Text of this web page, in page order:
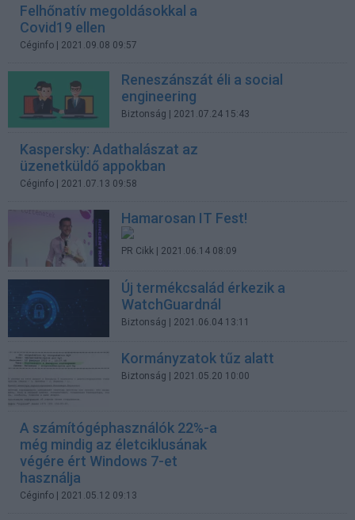
Felhőnatív megoldásokkal a
Covid19 ellen
Céginfo | 2021.09.08 09:57
Reneszánszát éli a social
engineering
Biztonság | 2021.07.24 15:43
Kaspersky: Adathalászat az
üzenetküldő appokban
Céginfo | 2021.07.13 09:58
Hamarosan IT Fest!
PR Cikk | 2021.06.14 08:09
Új termékcsalád érkezik a
WatchGuardnál
Biztonság | 2021.06.04 13:11
Kormányzatok tűz alatt
Biztonság | 2021.05.20 10:00
A számítógéphasználók 22%-a
még mindig az életciklusának
végére ért Windows 7-et
használja
Céginfo | 2021.05.12 09:13